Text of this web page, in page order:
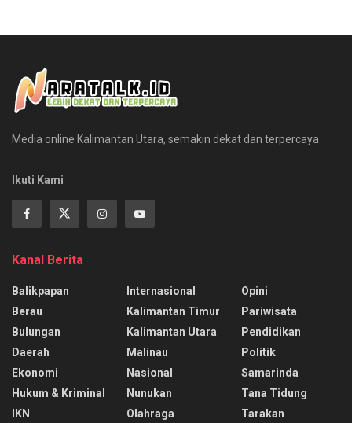
Media online Kalimantan Utara, semakin dekat dan terpercaya
Ikuti Kami
Kanal Berita
Balikpapan
Berau
Bulungan
Daerah
Ekonomi
Hukum & Kriminal
IKN
Internasional
Kalimantan Timur
Kalimantan Utara
Malinau
Nasional
Nunukan
Olahraga
Opini
Pariwisata
Pendidikan
Politik
Samarinda
Tana Tidung
Tarakan